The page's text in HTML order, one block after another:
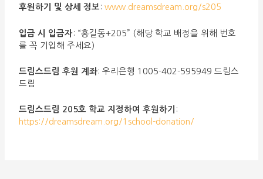
후원하기 및 상세 정보 :www.dreamsdream.org/s205
입금 시 입금자 : “홍길동+205” (해당 학교 배정을 위해 번호
를 꼭 기입해 주세요)
드림스드림 후원 계좌: 우리은행 1005-402-595949 드림스
드림
드림스드림 205호 학교 지정하여 후원하기 :
https://dreamsdream.org/1school-donation/